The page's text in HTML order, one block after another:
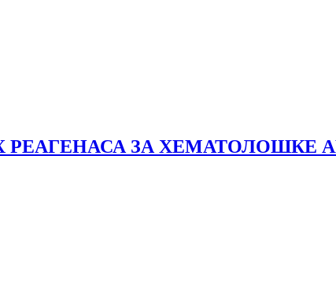
РЕАГЕНАСА ЗА ХЕМАТОЛОШКЕ